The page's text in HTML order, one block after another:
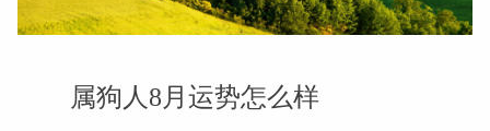
属狗人8月运势怎么样